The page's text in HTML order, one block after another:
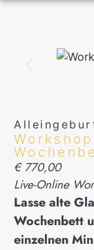
€ 770,00
Live-Online
Lasse alte
Wochenbett
einzelnen